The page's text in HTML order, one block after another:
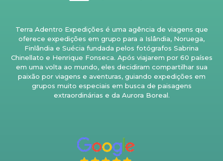
Terra Adentro Expedições é uma agência de viagens que
oferece expedições em grupo para a Islândia, Noruega,
Finlândia e Suécia fundada pelos fotógrafos Sabrina
Chinellato e Henrique Fonseca. Após viajarem por 60 países
em uma volta ao mundo, eles decidiram compartilhar sua
paixão por viagens e aventuras, guiando expedições em
grupos muito especiais em busca de paisagens
extraordinárias e da Aurora Boreal.